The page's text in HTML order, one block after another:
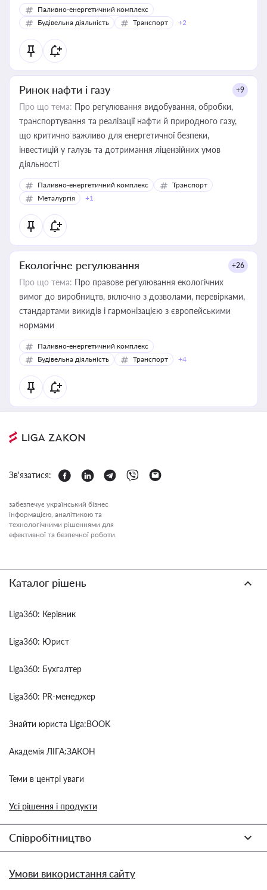
Паливно-енергетичний комплекс
Будівельна діяльність
Транспорт +2
Ринок нафти і газу +9
Про що тема: Про регулювання видобування, обробки,
транспортування та реалізації нафти й природного газу,
що критично важливо для енергетичної безпеки,
інвестицій у галузь та дотримання ліцензійних умов
діяльності
Паливно-енергетичний комплекс
Транспорт
Металургія
+1
Екологічне регулювання +26
Про що тема: Про правове регулювання екологічних
вимог до виробництв, включно з дозволами, перевірками,
стандартами викидів і гармонізацією з європейськими
нормами
Паливно-енергетичний комплекс
Будівельна діяльність
Транспорт +4
Зв'язатися:
забезпечує український бізнес
інформацією, аналітикою та
технологічними рішеннями для
ефективної та безпечної роботи.
Каталог рішень
Liga360: Керівник
Liga360: Юрист
Liga360: Бухгалтер
Liga360: PR-менеджер
Знайти юриста Liga:BOOK
Академія ЛІГА:ЗАКОН
Теми в центрі уваги
Усі рішення і продукти
Співробітництво
Умови використання сайту